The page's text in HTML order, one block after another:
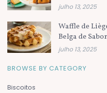
julho 13, 2025
Waffle de
Belga de Sabor
julho 13, 2025
BROWSE BY CATEGORY
Biscoitos